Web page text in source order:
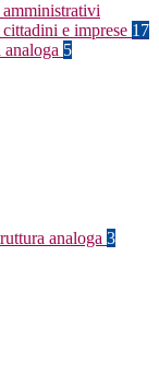
e imprese 17
5
analoga 3